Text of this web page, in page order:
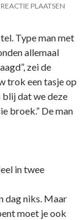
PLAATSEN
Type man met
allemaal
zei de
trok een tasje op
blij dat we deze
broek.” De man
in twee
dag niks. Maar
moet je ook